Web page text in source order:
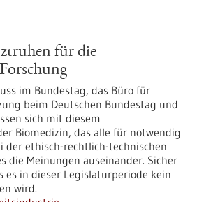
für die
im Bundestag, das Büro für
beim Deutschen Bundestag und
sich mit diesem
Biomedizin, das alle für notwendig
der ethisch-rechtlich-technischen
die Meinungen auseinander. Sicher
es in dieser Legislaturperiode kein
wird.